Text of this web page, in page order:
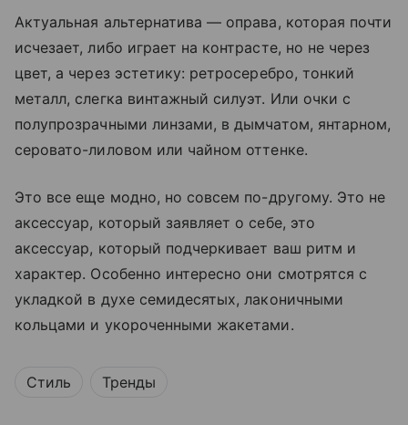
Актуальная альтернатива — оправа, которая почти
исчезает, либо играет на контрасте, но не через
цвет, а через эстетику: ретросеребро, тонкий
металл, слегка винтажный силуэт. Или очки с
полупрозрачными линзами, в дымчатом, янтарном,
серовато-лиловом или чайном оттенке.
Это все еще модно, но совсем по-другому. Это не
аксессуар, который заявляет о себе, это
аксессуар, который подчеркивает ваш ритм и
характер. Особенно интересно они смотрятся с
укладкой в духе семидесятых, лаконичными
кольцами и укороченными жакетами.
Стиль Тренды